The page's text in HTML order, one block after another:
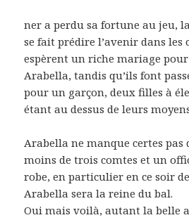
ner a perdu sa fortune au jeu,
se fait prédire l’avenir dans les
espèrent un riche mariage
Arabella, tandis qu’ils font
pour un garçon, deux filles à
étant au dessus de leurs
Arabella ne manque certes pas
moins de trois comtes et un
robe, en particulier en ce soir
Arabella sera la reine du bal.
Oui mais voilà, autant la belle